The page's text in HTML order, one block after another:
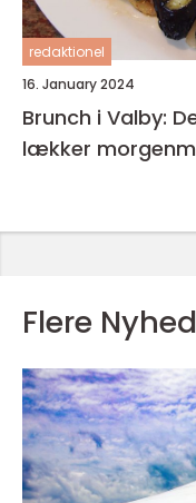
redaktionel
16. January 2024
Brunch i Valby:
lækker
Flere